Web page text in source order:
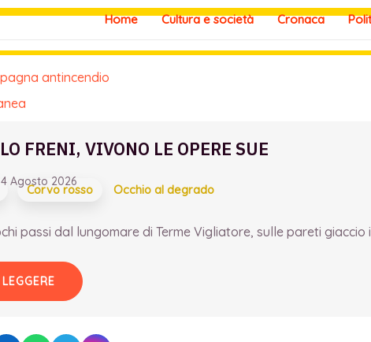
Home Cultura e società Cronaca
Corvo rosso Occhio al degrado
FRENI, VIVONO LE OPERE SUE
4 Agosto 2026
passi dal lungomare di Terme Vigliatore, sulle pareti giaccio